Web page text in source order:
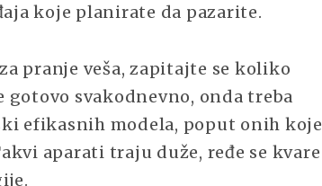
koje planirate da pazarite.
pranje veša, zapitajte se koliko
svakodnevno, onda treba
efikasnih modela, poput onih koje
aparati traju duže, ređe se kvare